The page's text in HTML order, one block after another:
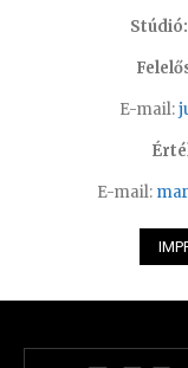
Stúdió:
E-mail:
E-mail: